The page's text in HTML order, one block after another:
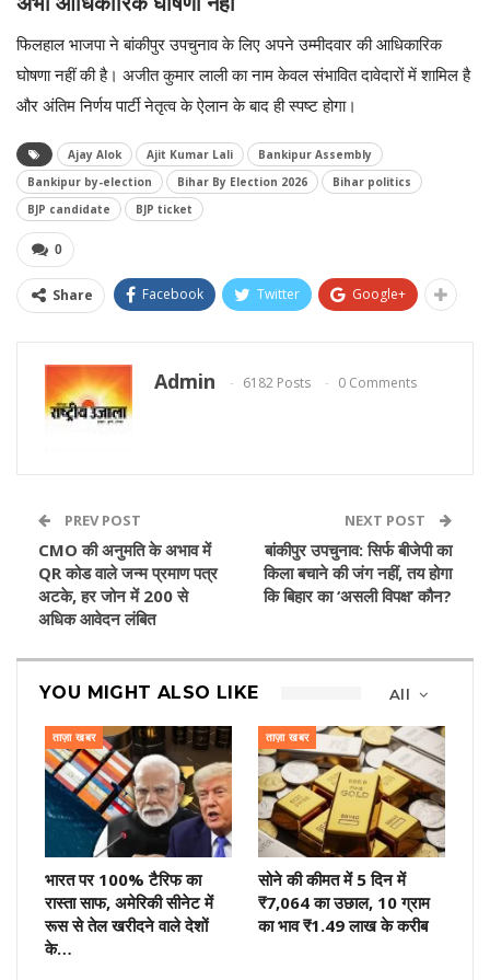
फिलहाल भाजपा ने बांकीपुर उपचुनाव के लिए अपने उम्मीदवार की आधिकारिक
घोषणा नहीं की है। अजीत कुमार लाली का नाम केवल संभावित दावेदारों में शामिल है
और अंतिम निर्णय पार्टी नेतृत्व के ऐलान के बाद ही स्पष्ट होगा।
Ajay Alok Ajit Kumar Lali
Bankipur Assembly
Bankipur by-election
Bihar By Election 2026
Bihar politics
BJP candidate
BJP ticket
0
Share Facebook Twitter Google+
Admin 6182 Posts 0 Comments
PREV POST
CMO की अनुमति के अभाव में
QR कोड वाले जन्म प्रमाण पत्र
अटके, हर जोन में 200 से
अधिक आवेदन लंबित
NEXT POST
बांकीपुर उपचुनाव: सिर्फ बीजेपी का
किला बचाने की जंग नहीं, तय होगा
कि बिहार का ‘असली विपक्ष’ कौन?
All
YOU MIGHT ALSO LIKE
ताज़ा खबर
भारत पर 100% टैरिफ का
रास्ता साफ, अमेरिकी सीनेट में
रूस से तेल खरीदने वाले देशों
के…
ताज़ा खबर
सोने की कीमत में 5 दिन में
₹7,064 का उछाल, 10 ग्राम
का भाव ₹1.49 लाख के करीब